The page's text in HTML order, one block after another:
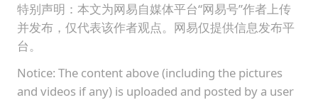
特别声明：本文为网易自媒体平台“网易号”作者上传
并发布，仅代表该作者观点。网易仅提供信息发布平
台。
Notice: The content above (including the pictures
and videos if any) is uploaded and posted by a user